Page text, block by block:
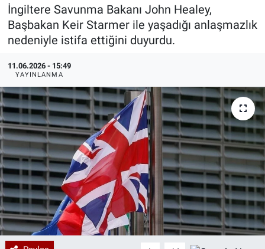
İngiltere Savunma Bakanı John Healey,
Başbakan Keir Starmer ile yaşadığı anlaşmazlık
nedeniyle istifa ettiğini duyurdu.
11.06.2026 - 15:49
YAYINLANMA
Trend
Yazarlar
Ekonomi
Medya
Özel Haberler
Kadın
Erişim Bilgileri
Sağlık
Teknoloji
Son Dakika Haberleri